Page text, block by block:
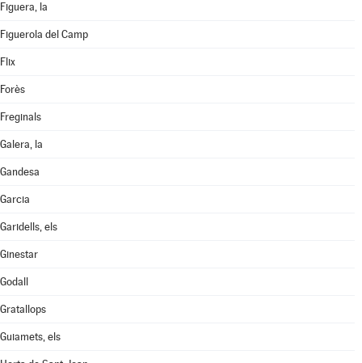
Figuera, la
Figuerola del Camp
Flix
Forès
Freginals
Galera, la
Gandesa
Garcia
Garidells, els
Ginestar
Godall
Gratallops
Guiamets, els